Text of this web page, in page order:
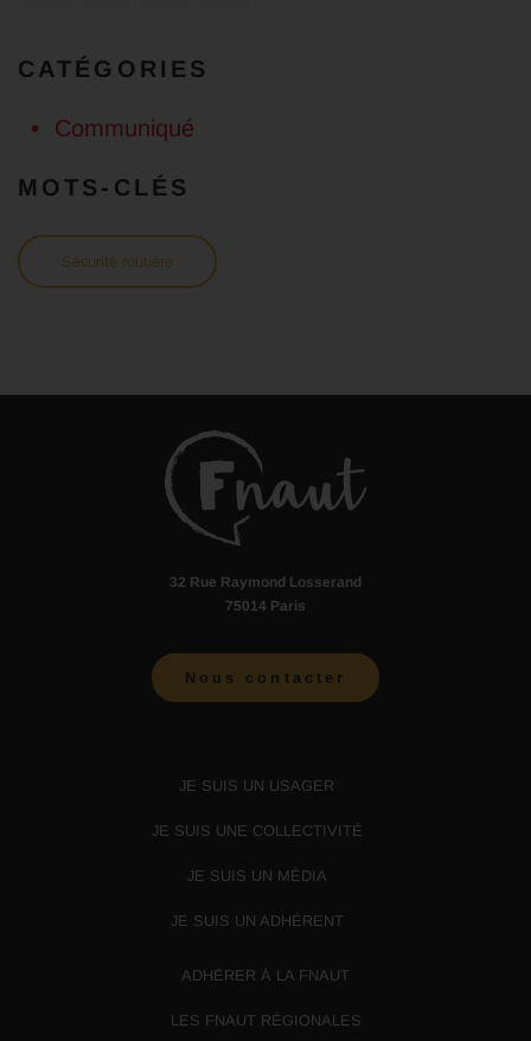
CATÉGORIES
Communiqué
MOTS-CLÉS
Sécurité routière
32 Rue Raymond Losserand
75014 Paris
Nous contacter
JE SUIS UN USAGER
JE SUIS UNE COLLECTIVITÉ
JE SUIS UN MÉDIA
JE SUIS UN ADHÉRENT
ADHÉRER À LA FNAUT
LES FNAUT RÉGIONALES